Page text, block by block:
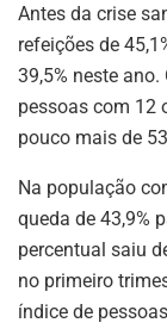
Antes da crise
refeições de
39,5% neste
pessoas com 12
pouco mais de
Na população
queda de 43,9%
percentual saiu
no primeiro
índice de